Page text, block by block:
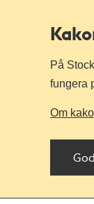
På
fungera
Om